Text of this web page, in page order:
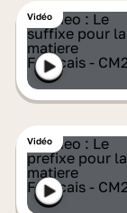
Vidéo
Vidéo